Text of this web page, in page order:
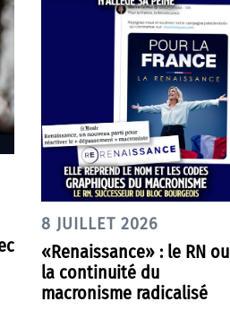
8 JUILLET 2026
«Renaissance» : le RN ou
la continuité du
macronisme radicalisé